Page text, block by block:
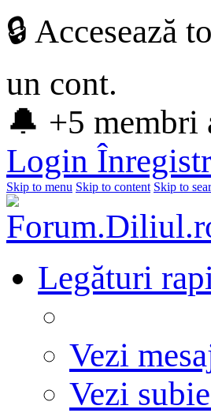
🔒 Accesează
un cont.
🔔 +5 membri
Login
Skip to menu Skip to content Skip to
Legături
Vezi
Vezi